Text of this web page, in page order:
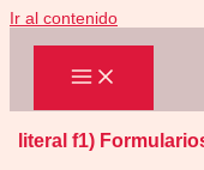
Ir al contenido
literal f1)